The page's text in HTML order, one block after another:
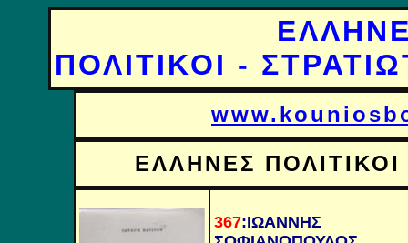
ΠΟΛΙΤΙΚΟΙ -
ΕΛΛΗΝΕΣ
367:ΙΩΑΝΝΗΣ